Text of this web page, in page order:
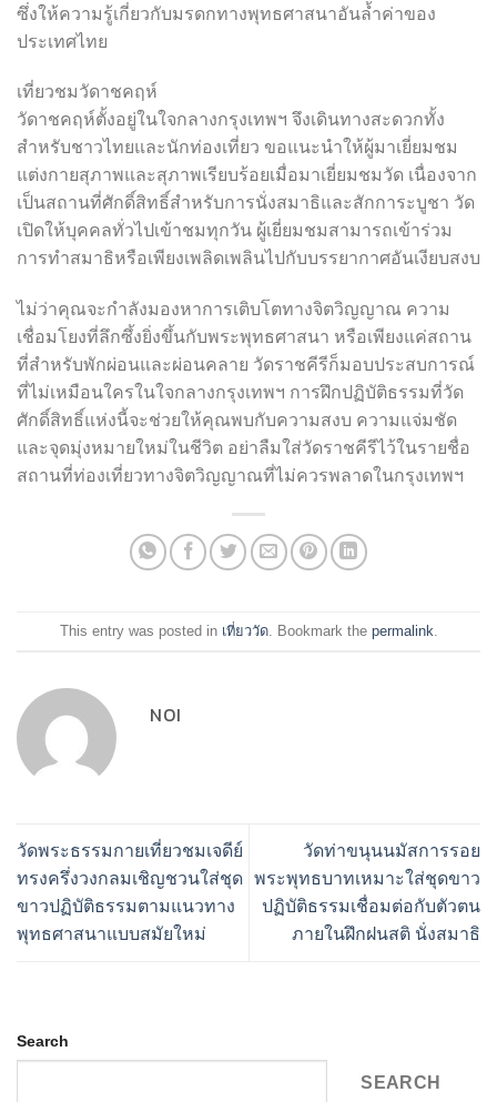
ซึ่งให้ความรู้เกี่ยวกับมรดกทางพุทธศาสนาอันล้ำค่าของ
ประเทศไทย
เที่ยวชมวัดาชคฤห์
วัดาชคฤห์ตั้งอยู่ในใจกลางกรุงเทพฯ จึงเดินทางสะดวกทั้ง
สำหรับชาวไทยและนักท่องเที่ยว ขอแนะนำให้ผู้มาเยี่ยมชม
แต่งกายสุภาพและสุภาพเรียบร้อยเมื่อมาเยี่ยมชมวัด เนื่องจาก
เป็นสถานที่ศักดิ์สิทธิ์สำหรับการนั่งสมาธิและสักการะบูชา วัด
เปิดให้บุคคลทั่วไปเข้าชมทุกวัน ผู้เยี่ยมชมสามารถเข้าร่วม
การทำสมาธิหรือเพียงเพลิดเพลินไปกับบรรยากาศอันเงียบสงบ
ไม่ว่าคุณจะกำลังมองหาการเติบโตทางจิตวิญญาณ ความ
เชื่อมโยงที่ลึกซึ้งยิ่งขึ้นกับพระพุทธศาสนา หรือเพียงแค่สถาน
ที่สำหรับพักผ่อนและผ่อนคลาย วัดราชคีรีก็มอบประสบการณ์
ที่ไม่เหมือนใครในใจกลางกรุงเทพฯ การฝึกปฏิบัติธรรมที่วัด
ศักดิ์สิทธิ์แห่งนี้จะช่วยให้คุณพบกับความสงบ ความแจ่มชัด
และจุดมุ่งหมายใหม่ในชีวิต อย่าลืมใส่วัดราชคีรีไว้ในรายชื่อ
สถานที่ท่องเที่ยวทางจิตวิญญาณที่ไม่ควรพลาดในกรุงเทพฯ
This entry was posted in เที่ยววัด. Bookmark the permalink
NOI
วัดพระธรรมกายเที่ยวชมเจดีย์
ทรงครึ่งวงกลมเชิญชวนใส่ชุด
ขาวปฏิบัติธรรมตามแนวทาง
พุทธศาสนาแบบสมัยใหม่
วัดท่าขนุนนมัสการรอย
พระพุทธบาทเหมาะใส่ชุดขาว
ปฏิบัติธรรมเชื่อมต่อกับตัวตน
ภายในฝึกฝนสติ นั่งสมาธิ
Search
SEARCH